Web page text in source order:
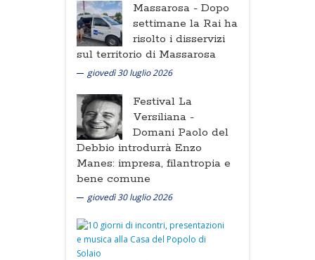
Massarosa - Dopo
settimane la Rai ha
risolto i disservizi
sul territorio di Massarosa
giovedì 30 luglio 2026
Festival La
Versiliana -
Domani Paolo del
Debbio introdurrà Enzo
Manes: impresa, filantropia e
bene comune
giovedì 30 luglio 2026